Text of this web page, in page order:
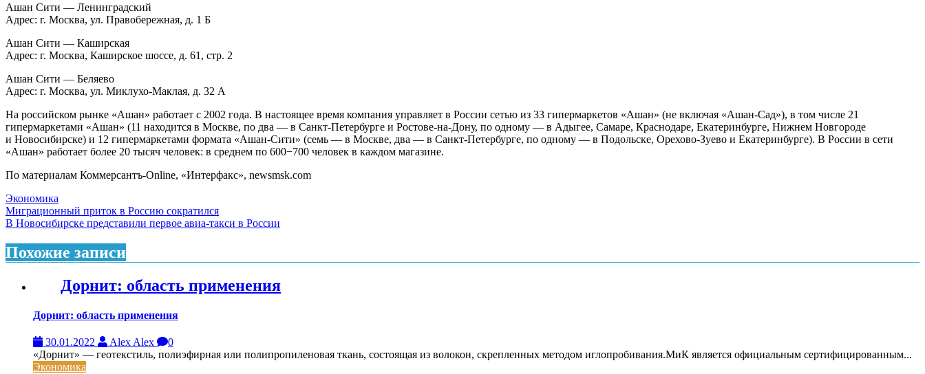
Ашан Сити — Ленинградский
Адрес: г. Москва, ул. Правобережная, д. 1 Б
Ашан Сити — Каширская
Адрес: г. Москва, Каширское шоссе, д. 61, стр. 2
Ашан Сити — Беляево
Адрес: г. Москва, ул. Миклухо-Маклая, д. 32 А
На российском рынке «Ашан» работает с 2002 года. В настоящее время компания управляет в России сетью из 33 гипермаркетов «Ашан» (не включая «Ашан-Сад»), в том числе 21
гипермаркетами «Ашан» (11 находится в Москве, по два — в Санкт-Петербурге и Ростове-на-Дону, по одному — в Адыгее, Самаре, Краснодаре, Екатеринбурге, Нижнем Новгороде
и Новосибирске) и 12 гипермаркетами формата «Ашан-Сити» (семь — в Москве, два — в Санкт-Петербурге, по одному — в Подольске, Орехово-Зуево и Екатеринбурге). В России в сети
«Ашан» работает более 20 тысяч человек: в среднем по 600−700 человек в каждом магазине.
По материалам Коммерсантъ-Online, «Интерфакс», newsmsk.com
Экономика
Навигация
по
записям
Миграционный приток в Россию сократился
В Новосибирске представили первое авиа-такси в России
Похожие записи
Дорнит: область применения
Дорнит: область применения
30.01.2022 Alex Alex
0
«Дорнит» — геотекстиль, полиэфирная или полипропиленовая ткань, состоящая из волокон, скрепленных методом иглопробивания.МиК является официальным сертифицированным...
Экономика